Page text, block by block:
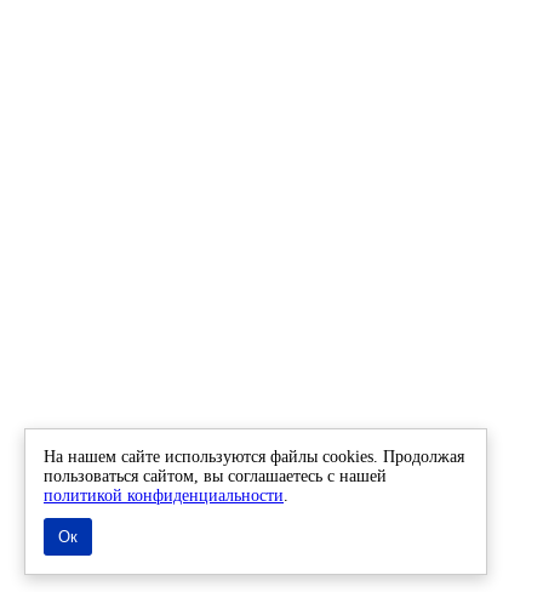
На нашем сайте используются файлы cookies. Продолжая
пользоваться сайтом, вы соглашаетесь с нашей
политикой конфиденциальности.
Ок